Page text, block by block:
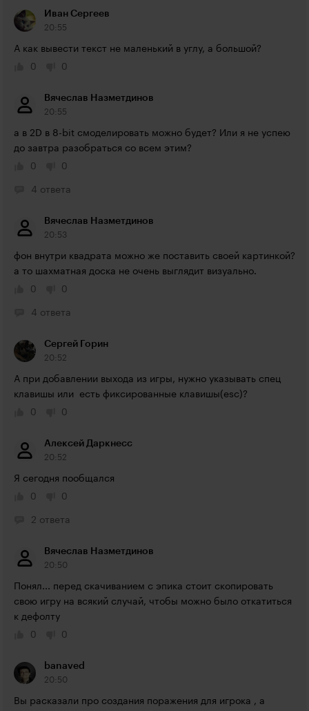
Иван Сергеев
20:55
А как вывести текст не маленький в углу, а большой?
0
0
Вячеслав Назметдинов
20:55
а в 2D в 8-bit смоделировать можно будет? Или я не успею
до завтра разобраться со всем этим?
0
0
4 ответа
Вячеслав Назметдинов
20:53
фон внутри квадрата можно же поставить своей картинкой?
а то шахматная доска не очень выглядит визуально.
0
0
4 ответа
Сергей Горин
20:52
А при добавлении выхода из игры, нужно указывать спец
клавишы или  есть фиксированные клавишы(esc)?
0
0
Алексей Даркнесс
20:52
Я сегодня пообщался
0
0
2 ответа
Вячеслав Назметдинов
20:50
Понял... перед скачиванием с эпика стоит скопировать
свою игру на всякий случай, чтобы можно было откатиться
к дефолту
0
0
banaved
20:50
Вы расказали про создания поражения для игрока , а